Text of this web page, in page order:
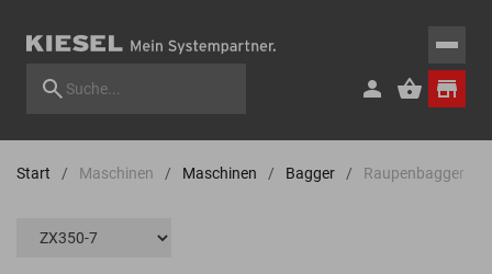
Start Maschinen Maschinen Bagger Raupenbagger